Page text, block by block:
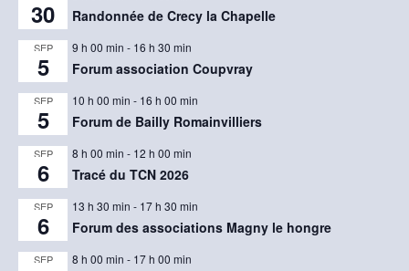
30 Randonnée de Crecy la Chapelle
SEP
5
9 h 00 min - 16 h 30 min
Forum association Coupvray
SEP
5
10 h 00 min - 16 h 00 min
Forum de Bailly Romainvilliers
SEP
6
8 h 00 min - 12 h 00 min
Tracé du TCN 2026
SEP
6
13 h 30 min - 17 h 30 min
Forum des associations Magny le hongre
SEP 8 h 00 min - 17 h 00 min